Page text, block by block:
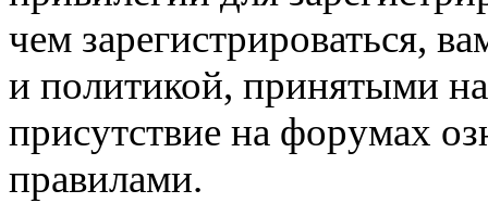
чем зарегистрироваться,
и политикой, принятыми
присутствие на форумах
правилами.